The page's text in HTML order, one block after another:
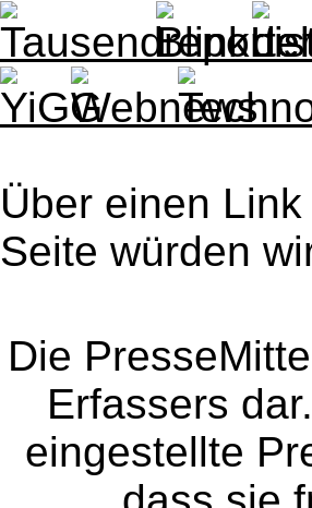
Über einen
Seite würden
Die
Erfassers
eingestellte